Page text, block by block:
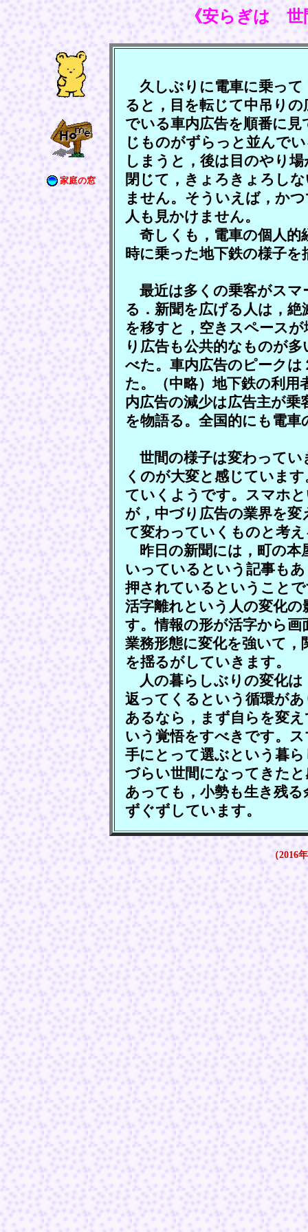
《安らぎは 世
家庭の窓
久しぶりに電車に乗って
ると，目を転じて中吊り
でいる車内広告を順番に
じものがずらっと並んで
しまうと，後は目のやり
閉じて，きょろきょろし
ません。そういえば，か
人も見かけません。
奇しくも，電車の個人的
時に乗った地下鉄の様子
最近は多くの乗客がスマ
る．新聞を広げる人は，
を移すと，空きスペース
り広告も公共的なものが
べた。車内広告のピークは
た。（中略）地下鉄の利
内広告の減少は広告主が
を物語る。全国的にも電
世間の様子は変わってい
くのが大変と感じていま
ていくようです。スマホ
が，中づり広告の業界を
て変わっていくものと考
昨日の新聞には，町の本
いっているという記事も
押されているということ
活字離れという人の変化
す。情報の形が活字から
業務形態に変化を強いて
を揺るがしていきます。
人の暮らしぶりの変化は
返ってくるという循環が
あるなら，まず自らを変
いう覚悟をすべきです。
手にとって選ぶという暮
づらい世間になってきた
あっても，小勢も生き残
ずぐずしています。
（2016